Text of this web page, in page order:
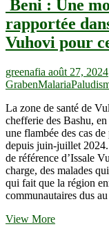
les
mesures
barrières
et
interpelle
ceux
qui
ont
bafoué
dans
le
diocèse
de
Butembo-
Beni : Une
rapportée
Vuhovi pour
greenafia août 27, 2024
GrabenMalaria
La zone de santé de
chefferie des Bashu,
une flambée des cas
depuis juin-juillet 2024.
de référence d’Issale
charge, des malades
qui fait que la région
communautaires dus
View MoreBeni